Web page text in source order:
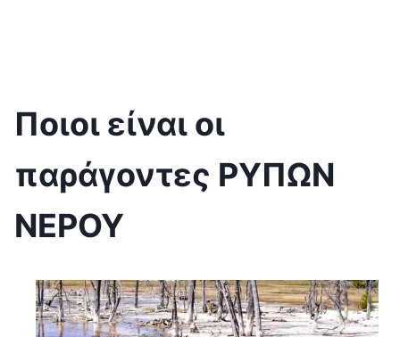
Ποιοι είναι οι
παράγοντες ΡΥΠΩΝ
ΝΕΡΟΥ